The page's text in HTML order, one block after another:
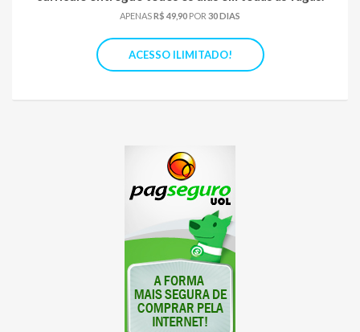
APENASR$ 49,90 POR 30 DIAS
ACESSO ILIMITADO!